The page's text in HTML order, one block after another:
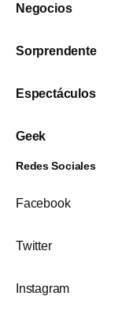
Negocios
Sorprendente
Espectáculos
Geek
Redes Sociales
Facebook
Twitter
Instagram